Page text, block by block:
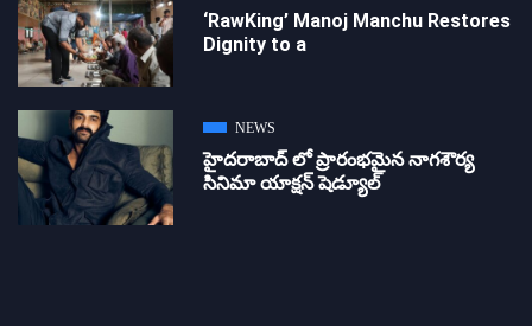
‘RawKing’ Manoj Manchu Restores
Dignity to a
NEWS
హైదరాబాద్ లో ప్రారంభమైన నాగశౌర్య
సినిమా యాక్షన్ షెడ్యూల్